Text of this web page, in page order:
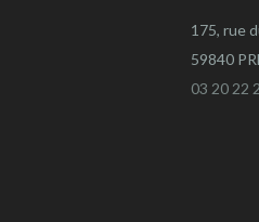
175, rue
59840
03 20 22